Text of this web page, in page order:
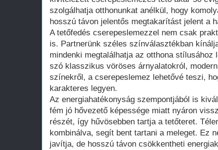
szolgálhatja otthonunkat anélkül, hogy
hosszú távon jelentős megtakarítást jelent a
A tetőfedés cserepeslemezzel nem csak
is. Partnerünk széles színválasztékban
mindenki megtalálhatja az otthona stílusához
szó klasszikus vöröses árnyalatokról,
színekről, a cserepeslemez lehetővé teszi,
karakteres legyen.
Az energiahatékonyság szempontjából is
fém jó hővezető képessége miatt nyáron
részét, így hűvösebben tartja a tetőteret.
kombinálva, segít bent tartani a meleget. Ez
javítja, de hosszú távon csökkentheti